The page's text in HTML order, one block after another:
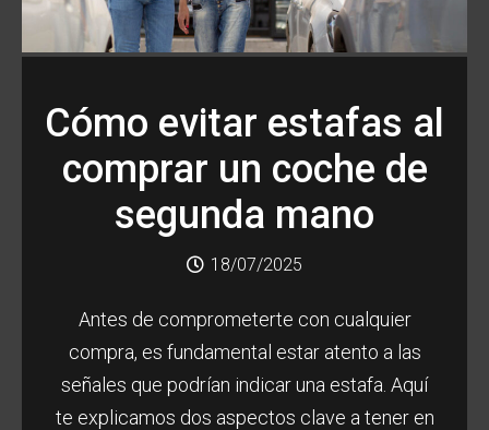
Cómo evitar estafas al
comprar un coche de
segunda mano
18/07/2025
Antes de comprometerte con cualquier
compra, es fundamental estar atento a las
señales que podrían indicar una estafa. Aquí
te explicamos dos aspectos clave a tener en